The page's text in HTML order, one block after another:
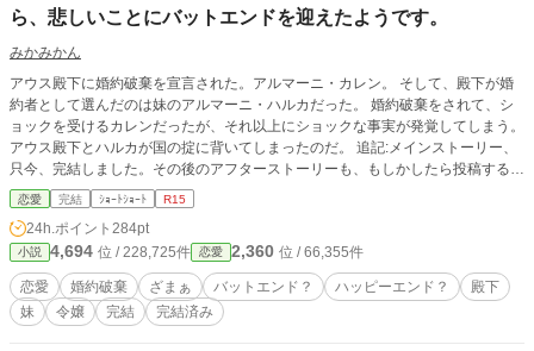
ら、悲しいことにバットエンドを迎えたようです。
みかみかん
アウス殿下に婚約破棄を宣言された。アルマーニ・カレン。 そして、殿下が婚
約者として選んだのは妹のアルマーニ・ハルカだった。 婚約破棄をされて、シ
ョックを受けるカレンだったが、それ以上にショックな事実が発覚してしまう。
アウス殿下とハルカが国の掟に背いてしまったのだ。 追記:メインストーリー、
只今、完結しました。その後のアフターストーリーも、もしかしたら投稿するか
もしれません。その際は、またお会いできましたら光栄です(^^)
恋愛 完結 ｼｮｰﾄｼｮｰﾄ R15
24h.ポイント 284pt
小説 4,694 位 / 228,725件 恋愛 2,360 位 / 66,355件
恋愛 婚約破棄 ざまぁ バットエンド？ ハッピーエンド？
殿下
妹
令嬢 完結 完結済み